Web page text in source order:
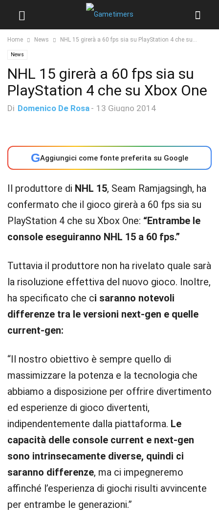
Home News NHL 15 girerà a 60 fps sia su PlayStation 4 che su...
News
NHL 15 girerà a 60 fps sia su
PlayStation 4 che su Xbox One
Di Domenico De Rosa - 13 Giugno 2014
GAggiungici come fonte preferita su Google
Il produttore di NHL 15, Seam Ramjagsingh, ha
confermato che il gioco girerà a 60 fps sia su
PlayStation 4 che su Xbox One: “Entrambe le
console eseguiranno NHL 15 a 60 fps.”
Tuttavia il produttore non ha rivelato quale sarà
la risoluzione effettiva del nuovo gioco. Inoltre,
ha specificato che ci saranno notevoli
differenze tra le versioni next-gen e quelle
current-gen:
“Il nostro obiettivo è sempre quello di
massimizzare la potenza e la tecnologia che
abbiamo a disposizione per offrire divertimento
ed esperienze di gioco divertenti,
indipendentemente dalla piattaforma. Le
capacità delle console current e next-gen
sono intrinsecamente diverse, quindi ci
saranno differenze, ma ci impegneremo
affinché l’esperienza di giochi risulti avvincente
per entrambe le generazioni.”